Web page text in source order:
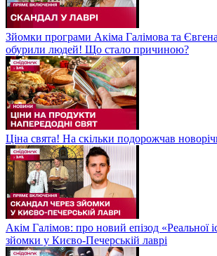
Зйомки програми Акіма Галімова та
обурили людей! Що стало причиною?
Ціна свята! На скільки подорожчав
Акім Галімов: про новий епізод «Реальної
зйомки у Києво-Печерській лаврі